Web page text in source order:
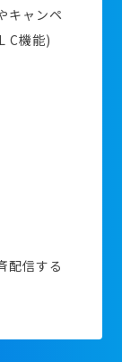
キャンペ
C機能)
配信する